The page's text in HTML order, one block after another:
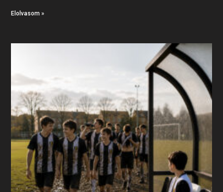
Elolvasom »